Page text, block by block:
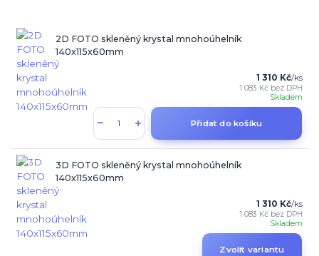
2D FOTO skleněný krystal mnohoúhelník
140x115x60mm
1 310 Kč/ks
1 083 Kč bez DPH
Skladem
Přidat do košíku
3D FOTO skleněný krystal mnohoúhelník
140x115x60mm
1 310 Kč/ks
1 083 Kč bez DPH
Skladem
Zvolit variantu